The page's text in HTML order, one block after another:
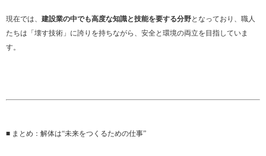
現在では、 建設業の中でも高度な知識と技能を要する分野となっており、職人
たちは「壊す技術」に誇りを持ちながら、安全と環境の両立を目指していま
す。
■ まとめ：解体は“未来をつくるための仕事”